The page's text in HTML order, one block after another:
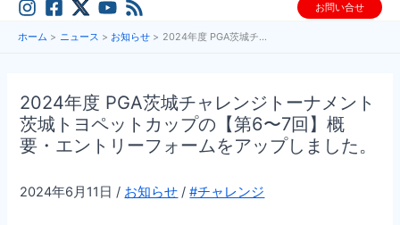
お問い合せ
ホーム ニュース お知らせ 2024年度 PGA茨城チャレンジトーナメント 茨城トヨペットカップの【第6〜7回】概要・エントリーフォームをアップしました。
2024年度 PGA茨城チャレンジトーナメント
茨城トヨペットカップの【第6〜7回】概
要・エントリーフォームをアップしました。
2024年6月11日 / お知らせ /#チャレンジ